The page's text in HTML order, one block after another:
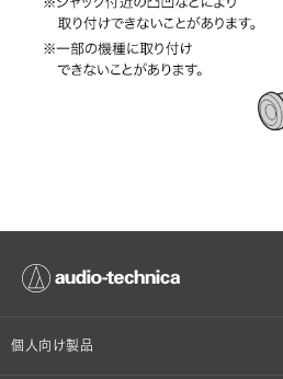
個人向け製品